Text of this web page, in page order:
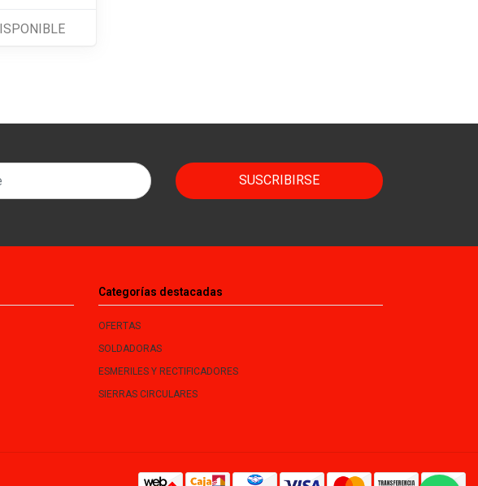
SUSCRIBIRSE
Categorías destacadas
OFERTAS
SOLDADORAS
ESMERILES Y RECTIFICADORES
SIERRAS CIRCULARES